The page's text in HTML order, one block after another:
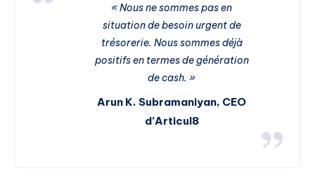
« Nous ne sommes pas en
situation de besoin urgent de
trésorerie. Nous sommes déjà
positifs en termes de génération
de cash. »
Arun K. Subramaniyan, CEO
d’Articul8